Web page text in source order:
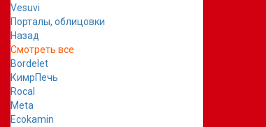
Vesuvi
Порталы, облицовки
Назад
Смотреть все
Bordelet
КимрПечь
Rocal
Meta
Ecokamin